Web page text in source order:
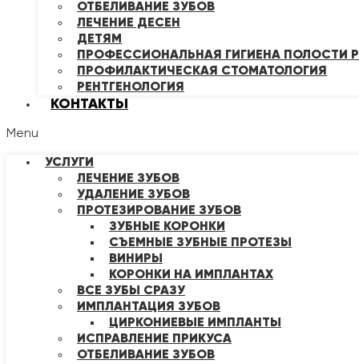
ОТБЕЛИВАНИЕ ЗУБОВ
ЛЕЧЕНИЕ ДЕСЕН
ДЕТЯМ
ПРОФЕССИОНАЛЬНАЯ ГИГИЕНА ПОЛОСТИ
ПРОФИЛАКТИЧЕСКАЯ СТОМАТОЛОГИЯ
РЕНТГЕНОЛОГИЯ
КОНТАКТЫ
Menu
УСЛУГИ
ЛЕЧЕНИЕ ЗУБОВ
УДАЛЕНИЕ ЗУБОВ
ПРОТЕЗИРОВАНИЕ ЗУБОВ
ЗУБНЫЕ КОРОНКИ
СЪЕМНЫЕ ЗУБНЫЕ ПРОТЕЗЫ
ВИНИРЫ
КОРОНКИ НА ИМПЛАНТАХ
ВСЕ ЗУБЫ СРАЗУ
ИМПЛАНТАЦИЯ ЗУБОВ
ЦИРКОНИЕВЫЕ ИМПЛАНТЫ
ИСПРАВЛЕНИЕ ПРИКУСА
ОТБЕЛИВАНИЕ ЗУБОВ